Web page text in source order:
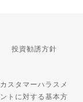
投資勧誘方針
カスタマーハラスメ
ントに対する基本方